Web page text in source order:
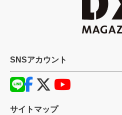
SNSアカウント
サイトマップ